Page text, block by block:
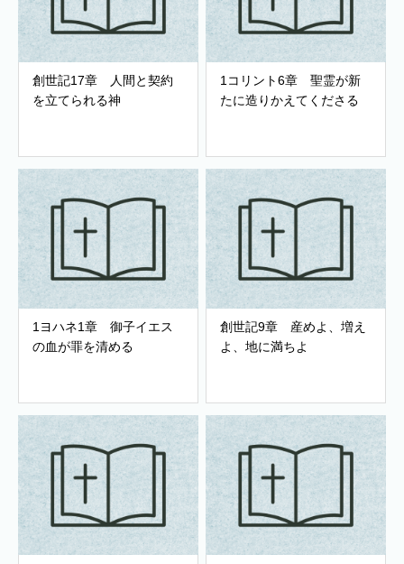
創世記17章 人間と契約
を立てられる神
1コリント6章 聖霊が新
たに造りかえてくださる
1ヨハネ1章 御子イエス
の血が罪を清める
創世記9章 産めよ、増え
よ、地に満ちよ